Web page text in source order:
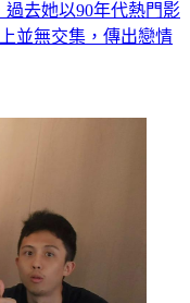
過去她以90年代熱門影
並無交集，傳出戀情